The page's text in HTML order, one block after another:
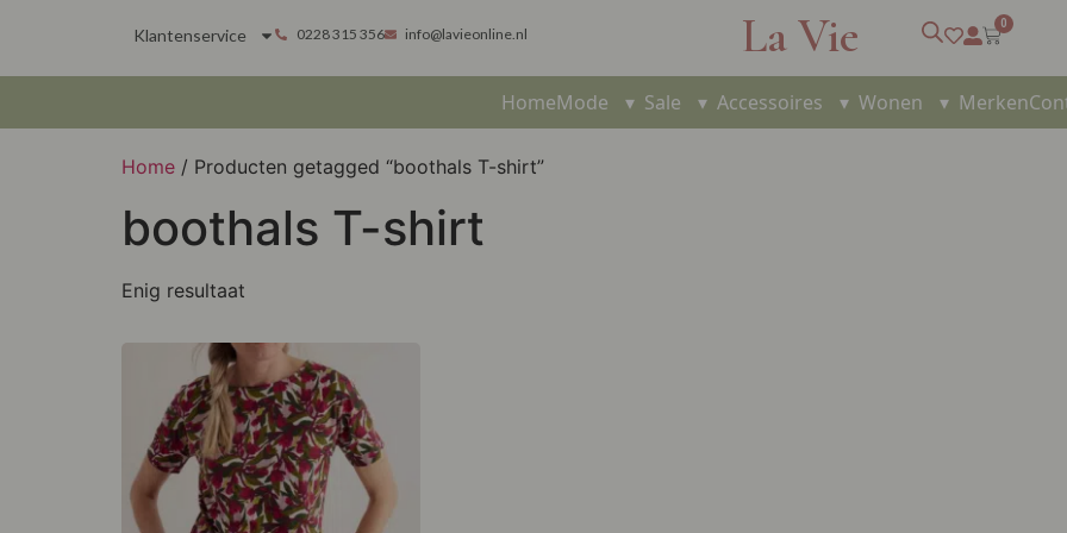
Klantenservice 0228 315 356 info@lavieonline.nl La Vie 0
HomeMode ▾ Sale ▾ Accessoires ▾ Wonen ▾ Merken
Home / Producten getagged “boothals T-shirt”
boothals T-shirt
Enig resultaat